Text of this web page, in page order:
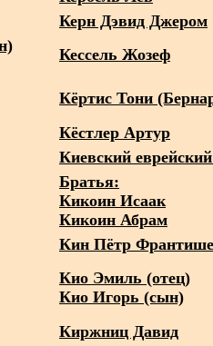
Керн Дэвид Джером
Кессель Жозеф
Кёртис Тони
Кёстлер Артур
Киевский
Братья:
Кикоин Исаак
Кикоин Абрам
Кин Пётр
Кио Эмиль (отец)
Кио Игорь (сын)
Киржниц Давид